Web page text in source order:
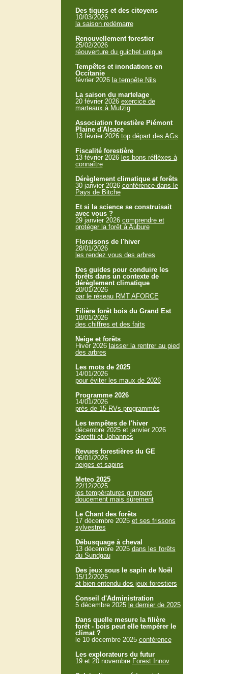
Des tiques et des citoyens
10/03/2026
la saison redémarre
Renouvellement forestier
25/02/2026
réouverture du guichet unique
Tempêtes et inondations en
Occitanie
février 2026 la tempête Nils
La saison du martelage
20 février 2026 exercice de
marteaux à Mutzig
Association forestière Piémont
Plaine d'Alsace
13 février 2026 top départ des AGs
Fiscalité forestière
13 février 2026 les bons réflèxes à
connaître
Dérèglement climatique et forêts
30 janvier 2026 conférence dans le
Pays de Bitche
Et si la science se construisait
avec vous ?
29 janvier 2026 comprendre et
protéger la forêt à Aubure
Floraisons de l'hiver
28/01/2026
les rendez vous des arbres
Des guides pour conduire les
forêts dans un contexte de
dérèglement climatique
20/01/2026
par le réseau RMT AFORCE
Filière forêt bois du Grand Est
18/01/2026
des chiffres et des faits
Neige et forêts
Hiver 2026 laisser la rentrer au pied
des arbres
Les mots de 2025
14/01/2026
pour éviter les maux de 2026
Programme 2026
14/01/2026
près de 15 RVs programmés
Les tempêtes de l'hiver
décembre 2025 et janvier 2026
Goretti et Johannes
Revues forestières du GE
06/01/2026
neiges et sapins
Meteo 2025
22/12/2025
les températures grimpent
doucement mais sûrement
Le Chant des forêts
17 décembre 2025 et ses frissons
sylvestres
Débusquage à cheval
13 décembre 2025 dans les forêts
du Sundgau
Des jeux sous le sapin de Noël
15/12/2025
et bien entendu des jeux forestiers
Conseil d'Administration
5 décembre 2025 le dernier de 2025
Dans quelle mesure la filière
forêt - bois peut elle tempérer le
climat ?
le 10 décembre 2025 conférence
Les explorateurs du futur
19 et 20 novembre Forest Innov